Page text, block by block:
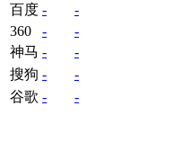
百度 -
-
360
-
-
神马 -
-
搜狗 -
-
谷歌 - -